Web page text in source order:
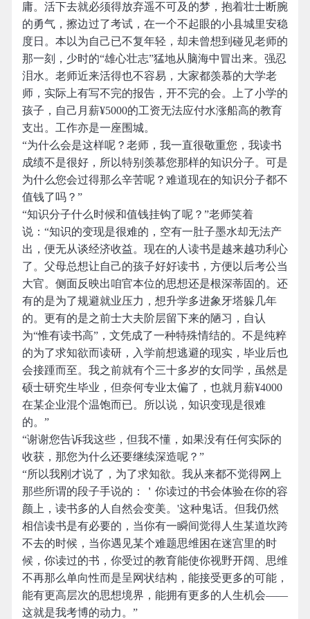
庸。活下去就必须得放弃遥不可及的梦，抱着壮士断腕
的勇气，擦边过了考试，在一个不起眼的小县城里安稳
度日。本以为自己已不复年轻，却未曾想到碰见老师的
那一刻，少时的“雄心壮志”猛地从脑海中冒出来。强忍
泪水。老师近来活得也不容易，大家都羡慕的大学老
师，实际上有写不完的报告，开不完的会。上了小学的
孩子，自己月薪¥5000的工资无法应付水涨船高的教育
支出。工作亦是一座围城。
“为什么会是这样呢？老师，我一直很敬重您，我读书
成绩不是很好，所以特别羡慕您那样的知识分子。可是
为什么您会过得那么辛苦呢？难道现在的知识分子都不
值钱了吗？”
“知识分子什么时候和值钱挂钩了呢？”老师笑着
说：“知识的变现是很难的，空有一肚子墨水却无法产
出，便无从谈经济收益。现在的人读书是越来越功利心
了。父母总想让自己的孩子好好读书，方便以后考公当
大官。侧面反映出咱官本位的思想还是根深蒂固的。还
有的是为了规避就业压力，想升学多进象牙塔躲几年
的。更有的是之前士大夫阶层留下来的陋习，自认
为“惟有读书高”，文凭成了一种特殊情结的。不是纯粹
的为了求知欲而读研，入学前想逃避的现实，毕业后也
会接踵而至。我之前就有个三十多岁的女同学，虽然是
硕士研究生毕业，但奈何专业太偏了，也就月薪¥4000
在某企业混个温饱而已。所以说，知识变现是很难
的。”
“谢谢您告诉我这些，但我不懂，如果没有任何实际的
收获，那您为什么还要继续深造呢？”
“所以我刚才说了，为了求知欲。我从来都不觉得网上
那些所谓的段子手说的：＇你读过的书会体验在你的容
颜上，读书多的人自然会变美。'这种鬼话。但我仍然
相信读书是有必要的，当你有一瞬间觉得人生某道坎跨
不去的时候，当你遇见某个难题思维困在迷宫里的时
候，你读过的书，你受过的教育能使你视野开阔、思维
不再那么单向性而是呈网状结构，能接受更多的可能，
能有更高层次的思想境界，能拥有更多的人生机会——
这就是我考博的动力。”